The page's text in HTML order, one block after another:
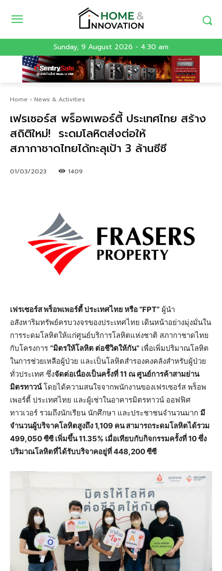
Sunday, 9 August 2026 - 4:30 am
Home News & Activities
เฟรเซอร์ส พร็อพเพอร์ตี้ ประเทศไทย สร้าง
สถิติใหม่! ระดมโลหิตส่งต่อให้
สภากาชาดไทยได้ทะลุเป้า 3 ล้านซีซี
01/03/2023 1409
เฟรเซอร์ส พร็อพเพอร์ตี้ ประเทศไทย หรือ “FPT” ผู้นำ
อสังหาริมทรัพย์ครบวงจรของประเทศไทย เดินหน้าอย่างมุ่งมั่นใน
การระดมโลหิตให้แก่ศูนย์บริการโลหิตแห่งชาติ สภากาชาดไทย
กับโครงการ “มิตรให้โลหิต ต่อชีวิตให้กัน” เพื่อเพิ่มปริมาณโลหิต
ในการช่วยเหลือผู้ป่วย และเป็นโลหิตสำรองคงคลังสำหรับผู้ป่วย
ทั่วประเทศ ซึ่งจัดต่อเนื่องเป็นครั้งที่ 11 ณ ศูนย์การค้าสามย่าน
มิตรทาวน์โดยได้ความสนใจจากพนักงานของเฟรเซอร์ส พร็อพ
เพอร์ตี้ ประเทศไทย และผู้เช่าในอาคารมิตรทาวน์ ออฟฟิศ
ทาวเวอร์ รวมถึงนักเรียน นักศึกษา และประชาชนจำนวนมาก มี
จำนวนผู้บริจาคโลหิตสูงถึง 1,109 คน สามารถระดมโลหิตได้รวม
499,050 ซีซี เพิ่มขึ้น 11.35% เมื่อเทียบกับกิจกรรมครั้งที่ 10 ซึ่ง
ปริมาณโลหิตที่ได้รับบริจาคอยู่ที่ 448,200 ซีซี